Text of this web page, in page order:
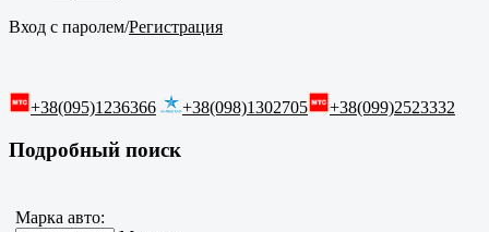
Вход с паролем/Регистрация
+38(095)1236366 +38(098)1302705 +38(099)2523332
Подробный поиск
Марка авто: